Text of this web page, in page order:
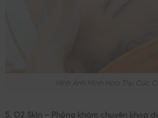
Hình Ảnh Minh Họa Thu Cúc
5. O2 Skin – Phòng khám chuyên khoa